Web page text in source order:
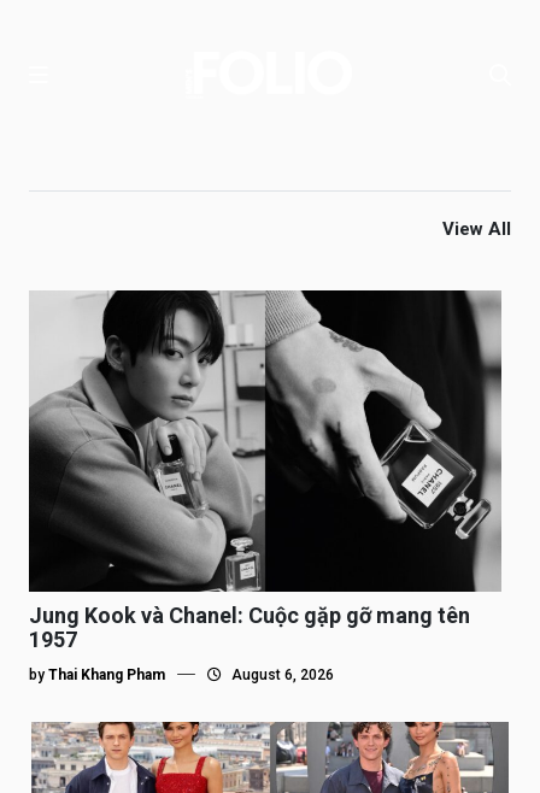
View All
Jung Kook và Chanel: Cuộc gặp gỡ mang tên
1957
by Thai Khang Pham August 6, 2026